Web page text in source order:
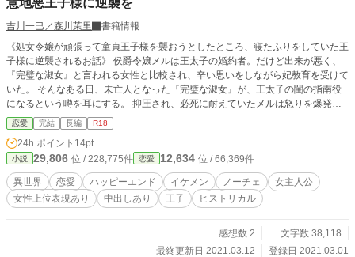
吉川一巳／森川茉里
書籍情報
《処女令嬢が頑張って童貞王子様を襲おうとしたところ、寝たふりをしていた王
子様に逆襲されるお話》 侯爵令嬢メルは王太子の婚約者。だけど出来が悪く、
『完璧な淑女』と言われる女性と比較され、辛い思いをしながら妃教育を受けて
いた。 そんなある日、未亡人となった『完璧な淑女』が、王太子の閨の指南役
になるという噂を耳にする。 抑圧され、必死に耐えていたメルは怒りを爆発さ
せ、王太子を性的な意味で襲撃するが…… 似非イギリスのヴィクトリア朝な異
世界が舞台です。 女性上位表現がありますが即ひっくり返ります。
恋愛 完結 長編 R18
24h.ポイント 14pt
小説 29,806 位 / 228,775件 恋愛 12,634 位 / 66,369件
異世界 恋愛 ハッピーエンド イケメン ノーチェ
女主人公
女性上位表現あり
中出しあり 王子 ヒストリカル
感想数 2
文字数 38,118
最終更新日 2021.03.12
登録日 2021.03.01